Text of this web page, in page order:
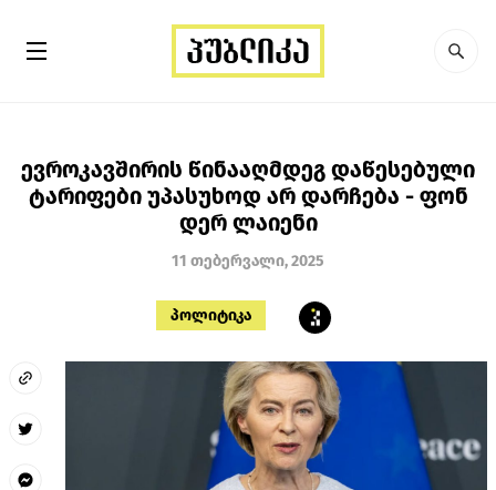
ევროკავშირის წინააღმდეგ დაწესებული
ტარიფები უპასუხოდ არ დარჩება - ფონ
დერ ლაიენი
11 თებერვალი, 2025
პოლიტიკა